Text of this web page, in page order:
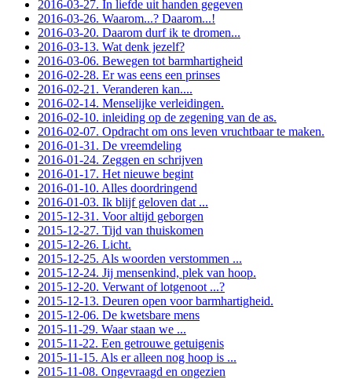
2016-03-27. In liefde uit handen gegeven
2016-03-26. Waarom...? Daarom...!
2016-03-20. Daarom durf ik te dromen...
2016-03-13. Wat denk jezelf?
2016-03-06. Bewegen tot barmhartigheid
2016-02-28. Er was eens een prinses
2016-02-21. Veranderen kan....
2016-02-14. Menselijke verleidingen.
2016-02-10. inleiding op de zegening van de as.
2016-02-07. Opdracht om ons leven vruchtbaar te maken.
2016-01-31. De vreemdeling
2016-01-24. Zeggen en schrijven
2016-01-17. Het nieuwe begint
2016-01-10. Alles doordringend
2016-01-03. Ik blijf geloven dat ...
2015-12-31. Voor altijd geborgen
2015-12-27. Tijd van thuiskomen
2015-12-26. Licht.
2015-12-25. Als woorden verstommen ...
2015-12-24. Jij mensenkind, plek van hoop.
2015-12-20. Verwant of lotgenoot ...?
2015-12-13. Deuren open voor barmhartigheid.
2015-12-06. De kwetsbare mens
2015-11-29. Waar staan we ...
2015-11-22. Een getrouwe getuigenis
2015-11-15. Als er alleen nog hoop is ...
2015-11-08. Ongevraagd en ongezien